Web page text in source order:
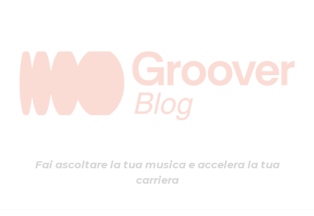
Fai ascoltare la tua musica e accelera la tua
carriera